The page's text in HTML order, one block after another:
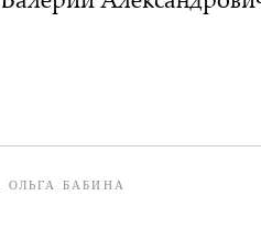
ОЛЬГА БАБИНА